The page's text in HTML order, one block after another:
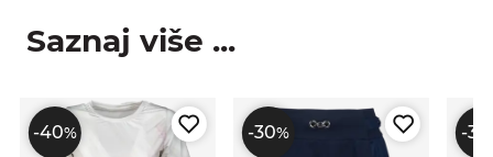
Saznaj više ...
-40% -30% -30